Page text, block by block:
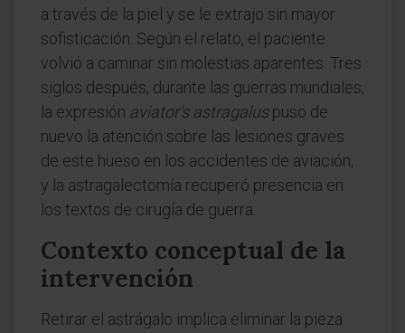
a través de la piel y se le extrajo sin mayor
sofisticación. Según el relato, el paciente
volvió a caminar sin molestias aparentes. Tres
siglos después, durante las guerras mundiales,
la expresión aviator's astragaluspuso de
nuevo la atención sobre las lesiones graves
de este hueso en los accidentes de aviación,
y la astragalectomía recuperó presencia en
los textos de cirugía de guerra.
Contexto conceptual de la
intervención
Retirar el astrágalo implica eliminar la pieza